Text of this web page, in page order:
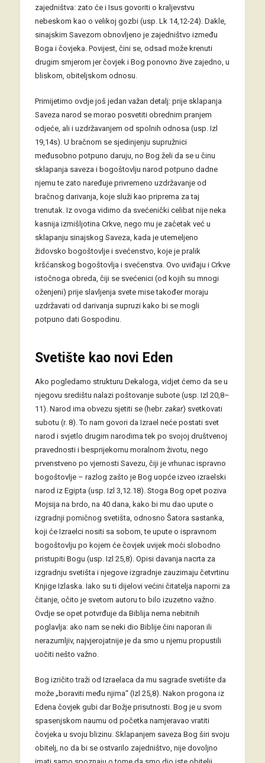
zajedništva: zato će i Isus govoriti o kraljevstvu
nebeskom kao o velikoj gozbi (usp. Lk 14,12-24). Dakle,
sinajskim Savezom obnovljeno je zajedništvo između
Boga i čovjeka. Povijest, čini se, odsad može krenuti
drugim smjerom jer čovjek i Bog ponovno žive zajedno, u
bliskom, obiteljskom odnosu.
Primijetimo ovdje još jedan važan detalj: prije sklapanja
Saveza narod se morao posvetiti obrednim pranjem
odjeće, ali i uzdržavanjem od spolnih odnosa (usp. Izl
19,14s). U bračnom se sjedinjenju supružnici
međusobno potpuno daruju, no Bog želi da se u činu
sklapanja saveza i bogoštovlju narod potpuno dadne
njemu te zato naređuje privremeno uzdržavanje od
bračnog darivanja, koje služi kao priprema za taj
trenutak. Iz ovoga vidimo da svećenički celibat nije neka
kasnija izmišljotina Crkve, nego mu je začetak već u
sklapanju sinajskog Saveza, kada je utemeljeno
židovsko bogoštovlje i svećenstvo, koje je pralik
kršćanskog bogoštovlja i svećenstva. Ovo uviđaju i Crkve
istočnoga obreda, čiji se svećenici (od kojih su mnogi
oženjeni) prije slavljenja svete mise također moraju
uzdržavati od darivanja supruzi kako bi se mogli
potpuno dati Gospodinu.
Svetište kao novi Eden
Ako pogledamo strukturu Dekaloga, vidjet ćemo da se u
njegovu središtu nalazi poštovanje subote (usp. Izl 20,8–
11). Narod ima obvezu sjetiti se (hebr. zakar) svetkovati
subotu (r. 8). To nam govori da Izrael neće postati svet
narod i svjetlo drugim narodima tek po svojoj društvenoj
pravednosti i besprijekornu moralnom životu, nego
prvenstveno po vjernosti Savezu, čiji je vrhunac ispravno
bogoštovlje – razlog zašto je Bog uopće izveo izraelski
narod iz Egipta (usp. Izl 3,12.18). Stoga Bog opet poziva
Mojsija na brdo, na 40 dana, kako bi mu dao upute o
izgradnji pomičnog svetišta, odnosno Šatora sastanka,
koji će Izraelci nositi sa sobom, te upute o ispravnom
bogoštovlju po kojem će čovjek uvijek moći slobodno
pristupiti Bogu (usp. Izl 25,8). Opisi davanja nacrta za
izgradnju svetišta i njegove izgradnje zauzimaju četvrtinu
Knjige Izlaska. Iako su ti dijelovi većini čitatelja naporni za
čitanje, očito je svetom autoru to bilo izuzetno važno.
Ovdje se opet potvrđuje da Biblija nema nebitnih
poglavlja: ako nam se neki dio Biblije čini naporan ili
nerazumljiv, najvjerojatnije je da smo u njemu propustili
uočiti nešto važno.
Bog izričito traži od Izraelaca da mu sagrade svetište da
može „boraviti među njima“ (Izl 25,8). Nakon progona iz
Edena čovjek gubi dar Božje prisutnosti. Bog je u svom
spasenjskom naumu od početka namjeravao vratiti
čovjeka u svoju blizinu. Sklapanjem saveza Bog širi svoju
obitelj, no da bi se ostvarilo zajedništvo, nije dovoljno